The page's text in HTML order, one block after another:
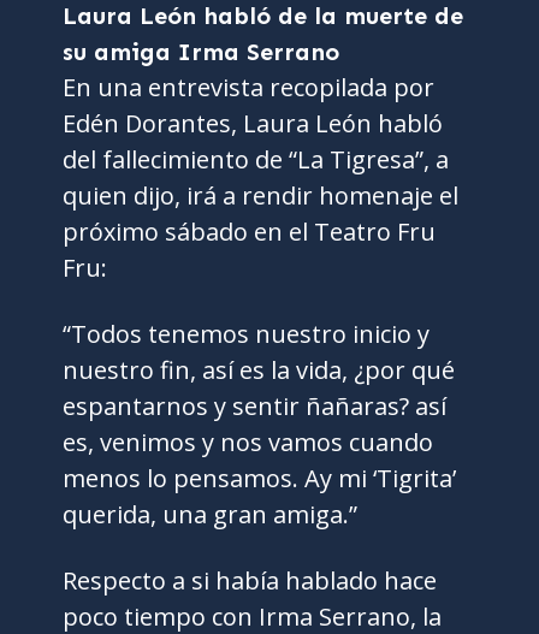
Laura León habló de la muerte de
su amiga Irma Serrano
En una entrevista recopilada por
Edén Dorantes, Laura León habló
del fallecimiento de “La Tigresa”, a
quien dijo, irá a rendir homenaje el
próximo sábado en el Teatro Fru
Fru:
“Todos tenemos nuestro inicio y
nuestro fin, así es la vida, ¿por qué
espantarnos y sentir ñañaras? así
es, venimos y nos vamos cuando
menos lo pensamos. Ay mi ‘Tigrita’
querida, una gran amiga.”
Respecto a si había hablado hace
poco tiempo con Irma Serrano, la